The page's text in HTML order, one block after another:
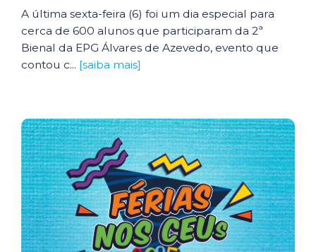
A última sexta-feira (6) foi um dia especial para
cerca de 600 alunos que participaram da 2ª
Bienal da EPG Álvares de Azevedo, evento que
contou c... [saiba mais]